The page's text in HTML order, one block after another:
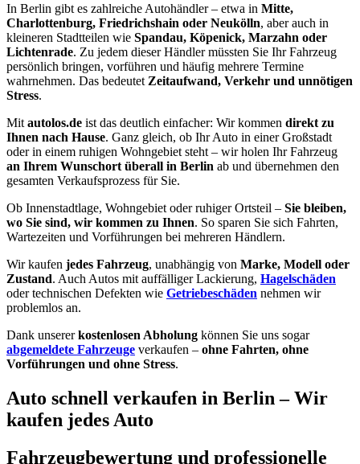
In Berlin gibt es zahlreiche Autohändler – etwa in Mitte,
Charlottenburg, Friedrichshain oder Neukölln, aber auch in
kleineren Stadtteilen wie Spandau, Köpenick, Marzahn oder
Lichtenrade. Zu jedem dieser Händler müssten Sie Ihr Fahrzeug
persönlich bringen, vorführen und häufig mehrere Termine
wahrnehmen. Das bedeutet Zeitaufwand, Verkehr und unnötigen
Stress.
Mit autolos.de ist das deutlich einfacher: Wir kommen direkt zu
Ihnen nach Hause. Ganz gleich, ob Ihr Auto in einer Großstadt
oder in einem ruhigen Wohngebiet steht – wir holen Ihr Fahrzeug
an Ihrem Wunschort überall in Berlin ab und übernehmen den
gesamten Verkaufsprozess für Sie.
Ob Innenstadtlage, Wohngebiet oder ruhiger Ortsteil – Sie bleiben,
wo Sie sind, wir kommen zu Ihnen. So sparen Sie sich Fahrten,
Wartezeiten und Vorführungen bei mehreren Händlern.
Wir kaufen jedes Fahrzeug, unabhängig von Marke, Modell oder
Zustand. Auch Autos mit auffälliger Lackierung, Hagelschäden
oder technischen Defekten wie Getriebeschäden nehmen wir
problemlos an.
Dank unsererkostenlosen Abholung können Sie uns sogar
abgemeldete Fahrzeuge verkaufen – ohne Fahrten, ohne
Vorführungen und ohne Stress.
Auto schnell verkaufen in Berlin – Wir
kaufen jedes Auto
Fahrzeugbewertung und professionelle